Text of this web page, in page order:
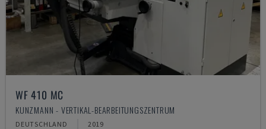
WF 410 MC
KUNZMANN - VERTIKAL-BEARBEITUNGSZENTRUM
DEUTSCHLAND 2019